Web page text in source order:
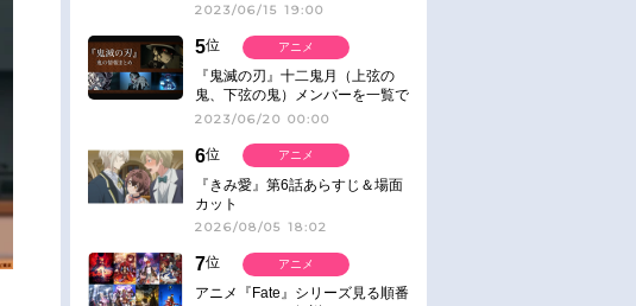
2023/06/15 19:00
5位
『鬼滅の刃』十二鬼月（上弦の
鬼、下弦の鬼）メンバーを一覧で
紹介＆解説（登場鬼の情報まと
2023/06/20 00:00
アニメ
6位
『きみ愛』第6話あらすじ＆場面
カット
2026/08/05 18:02
アニメ
7位
アニメ『Fate』シリーズ見る順番
アニメ